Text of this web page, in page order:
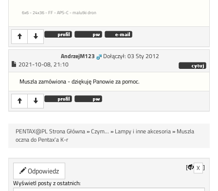
6x6 - 24x36 - FF - APS-C - malutki dron
AndrzejM123
Dołączył: 03 Sty 2012
2021-10-08, 21:10
Muszla zamówiona - dziękuję Panowie za pomoc.
PENTAX@PL Strona Główna»Czym... » Lampy i inne akcesoria» Muszla
oczna do Pentax'a K-r
Odpowiedz [ X ]
Wyświetl posty z ostatnich: